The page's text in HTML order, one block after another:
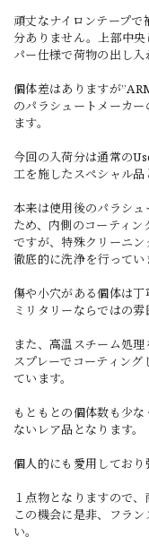
頑丈なナイロンテープ
分ありません。上部中
パー仕様で荷物の出し入
個体差はありますが
のパラシュートメーカ
ます。
今回の入荷分は通常の
工を施したスペシャル品
本来は使用後のパラシ
ため、内側のコーティ
ですが、特殊クリーニ
徹底的に洗浄を行ってい
傷や小穴がある個体は
ミリタリーならではの雰
また、高温スチーム処
スプレーでコーティン
ています。
もともとの個体数も少
ないレア品となります。
個人的にも愛用しており
１点物となりますので、
この機会に是非、フラ
い。